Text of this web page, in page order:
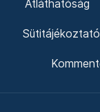
Átláthatóság
Sütitájékoztató